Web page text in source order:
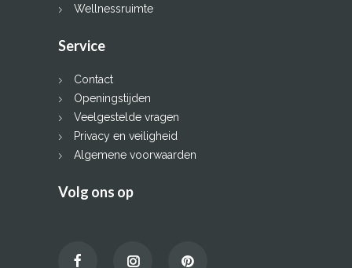
Wellnessruimte
Service
Contact
Openingstijden
Veelgestelde vragen
Privacy en veiligheid
Algemene voorwaarden
Volg ons op